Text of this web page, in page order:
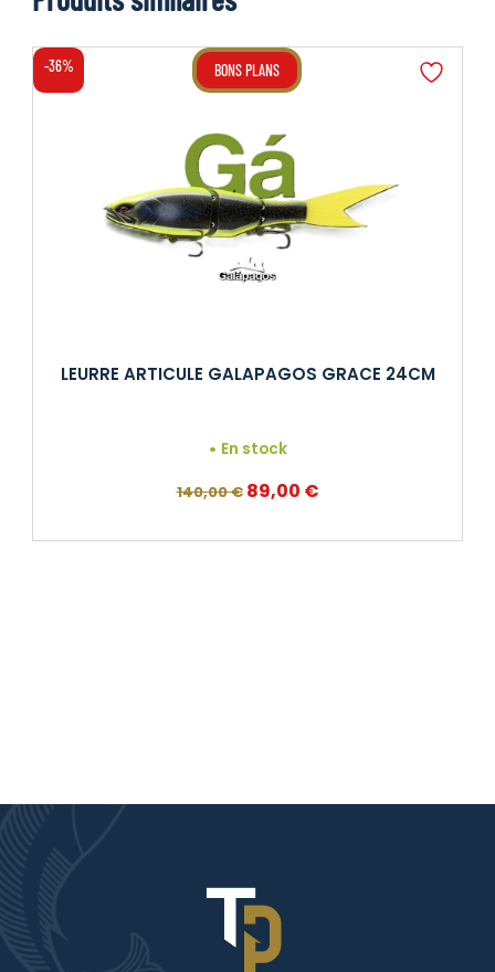
-36% BONS PLANS
LEURRE ARTICULE GALAPAGOS GRACE 24CM
En stock
140,00€ Le
initial
89,00 €Le
actuel